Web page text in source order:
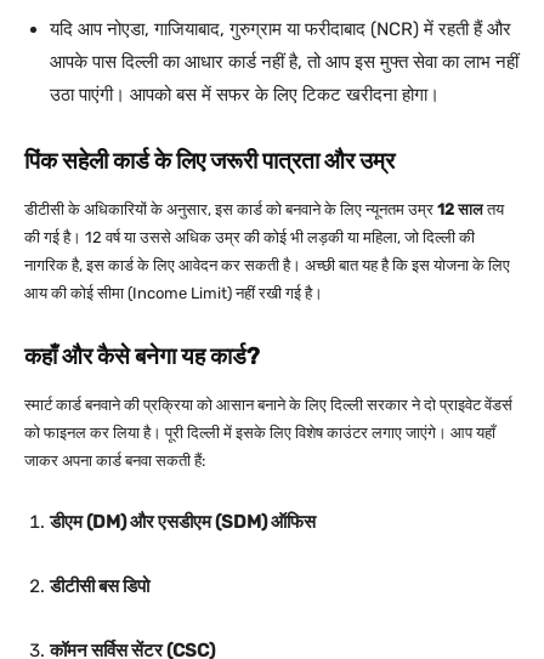
यदि आप नोएडा, गाजियाबाद, गुरुग्राम या फरीदाबाद (NCR) में रहती हैं और
आपके पास दिल्ली का आधार कार्ड नहीं है, तो आप इस मुफ्त सेवा का लाभ नहीं
उठा पाएंगी। आपको बस में सफर के लिए टिकट खरीदना होगा।
पिंक सहेली कार्ड के लिए जरूरी पात्रता और उम्र
डीटीसी के अधिकारियों के अनुसार, इस कार्ड को बनवाने के लिए न्यूनतम उम्र 12 सालतय
की गई है। 12 वर्ष या उससे अधिक उम्र की कोई भी लड़की या महिला, जो दिल्ली की
नागरिक है, इस कार्ड के लिए आवेदन कर सकती है। अच्छी बात यह है कि इस योजना के लिए
आय की कोई सीमा (Income Limit) नहीं रखी गई है।
कहाँ और कैसे बनेगा यह कार्ड?
स्मार्ट कार्ड बनवाने की प्रक्रिया को आसान बनाने के लिए दिल्ली सरकार ने दो प्राइवेट वेंडर्स
को फाइनल कर लिया है। पूरी दिल्ली में इसके लिए विशेष काउंटर लगाए जाएंगे। आप यहाँ
जाकर अपना कार्ड बनवा सकती हैं:
डीएम (DM) और एसडीएम (SDM) ऑफिस
डीटीसी बस डिपो
कॉमन सर्विस सेंटर (CSC)